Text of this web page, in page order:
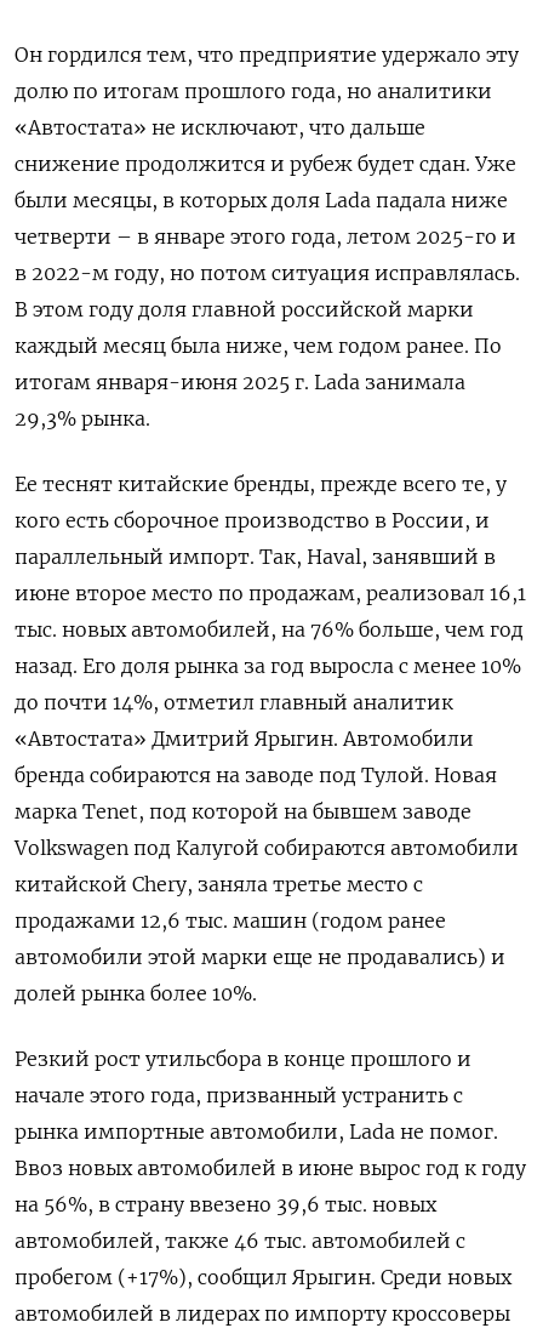
Он гордился тем, что предприятие удержало эту
долю по итогам прошлого года, но аналитики
«Автостата» не исключают, что дальше
снижение продолжится и рубеж будет сдан. Уже
были месяцы, в которых доля Lada падала ниже
четверти – в январе этого года, летом 2025-го и
в 2022-м году, но потом ситуация исправлялась.
В этом году доля главной российской марки
каждый месяц была ниже, чем годом ранее. По
итогам января-июня 2025 г. Lada занимала
29,3% рынка.
Ее теснят китайские бренды, прежде всего те, у
кого есть сборочное производство в России, и
параллельный импорт. Так, Haval, занявший в
июне второе место по продажам, реализовал 16,1
тыс. новых автомобилей, на 76% больше, чем год
назад. Его доля рынка за год выросла с менее 10%
до почти 14%, отметил главный аналитик
«Автостата» Дмитрий Ярыгин. Автомобили
бренда собираются на заводе под Тулой. Новая
марка Tenet, под которой на бывшем заводе
Volkswagen под Калугой собираются автомобили
китайской Chery, заняла третье место с
продажами 12,6 тыс. машин (годом ранее
автомобили этой марки еще не продавались) и
долей рынка более 10%.
Резкий рост утильсбора в конце прошлого и
начале этого года, призванный устранить с
рынка импортные автомобили, Lada не помог.
Ввоз новых автомобилей в июне вырос год к году
на 56%, в страну ввезено 39,6 тыс. новых
автомобилей, также 46 тыс. автомобилей с
пробегом (+17%), сообщил Ярыгин. Среди новых
автомобилей в лидерах по импорту кроссоверы